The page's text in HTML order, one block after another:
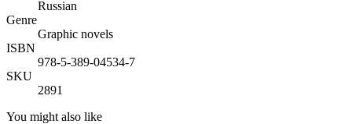
Russian
Genre
Graphic novels
ISBN
978-5-389-04534-7
SKU
2891
You might also like